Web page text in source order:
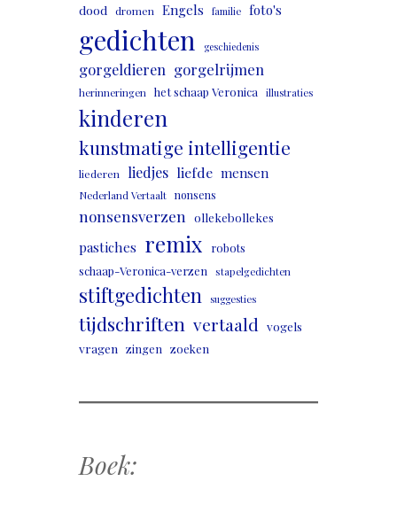
dood dromen Engels familie foto's
gedichten geschiedenis
gorgeldieren gorgelrijmen
herinneringen het schaap Veronica illustraties
kinderen
kunstmatige intelligentie
liederen liedjes liefde mensen
Nederland Vertaalt nonsens
nonsensverzen ollekebollekes
pastiches remix
robots
schaap-Veronica-verzen stapelgedichten
stiftgedichten suggesties
tijdschriften vertaald vogels
vragen zingen zoeken
Boek: